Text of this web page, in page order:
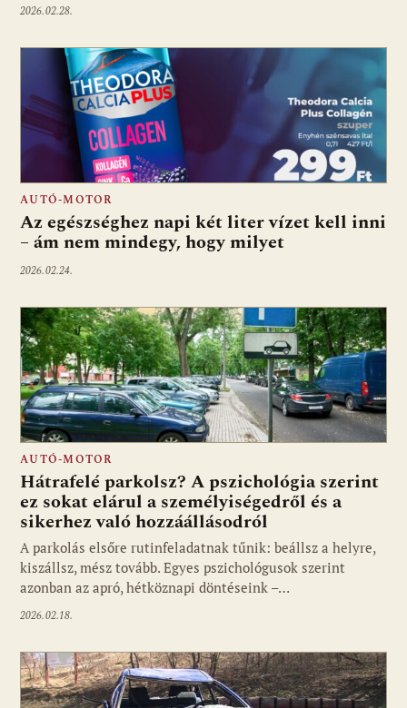
2026.02.28.
AUTÓ-MOTOR
Az egészséghez napi két liter vízet kell inni
– ám nem mindegy, hogy milyet
2026.02.24.
AUTÓ-MOTOR
Hátrafelé parkolsz? A pszichológia szerint
ez sokat elárul a személyiségedről és a
sikerhez való hozzáállásodról
A parkolás elsőre rutinfeladatnak tűnik: beállsz a helyre,
kiszállsz, mész tovább. Egyes pszichológusok szerint
azonban az apró, hétköznapi döntéseink –…
2026.02.18.